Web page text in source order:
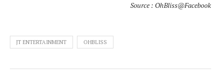
Source : OhBliss@Facebook
JT ENTERTAINMENT OHBLISS